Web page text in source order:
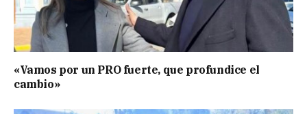
«Vamos por un PRO fuerte, que profundice el
cambio»